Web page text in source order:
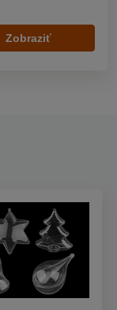
Zobraziť